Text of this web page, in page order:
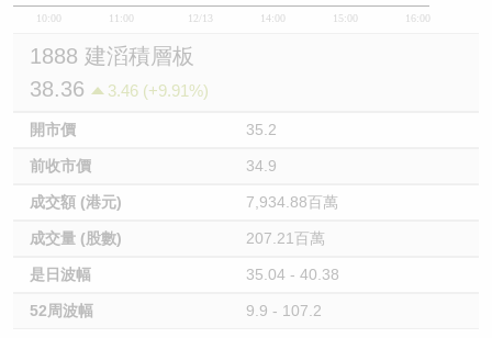
10:00 11:00 12/13 14:00 15:00 16:00
1888 建滔積層板
38.36
3.46 (+9.91%)
開市價 35.2
前收市價 34.9
成交額 (港元) 7,934.88百萬
成交量 (股數) 207.21百萬
是日波幅 35.04 - 40.38
52周波幅 9.9 - 107.2